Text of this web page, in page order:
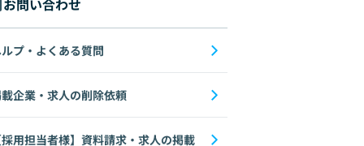
お問い合わせ
プ・よくある質問
企業・求人の削除依頼
用担当者様】資料請求・求人の掲載